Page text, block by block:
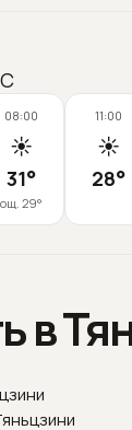
08:00
☀️
31°
ощ. 29°
11:00
☀️
28°
в